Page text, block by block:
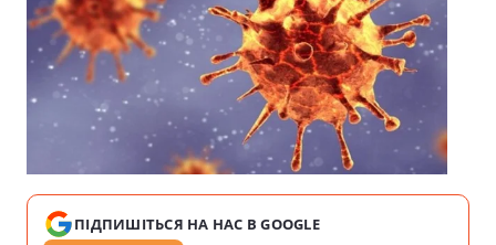
ПІДПИШІТЬСЯ НА НАС В GOOGLE